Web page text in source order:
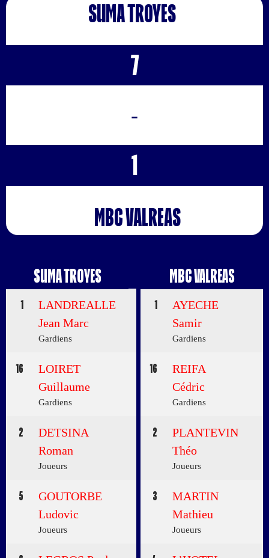
SUMA TROYES
7
-
1
MBC VALREAS
SUMA TROYES
1
LANDREALLE
Jean Marc
Gardiens
16
LOIRET
Guillaume
Gardiens
2
DETSINA
Roman
Joueurs
5
GOUTORBE
Ludovic
Joueurs
MBC VALREAS
1
AYECHE
Samir
Gardiens
16
REIFA
Cédric
Gardiens
2
PLANTEVIN
Théo
Joueurs
3
MARTIN
Mathieu
Joueurs